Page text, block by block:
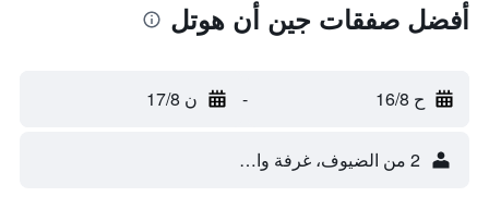
أفضل صفقات جين أن هوتل
ح 16/8 - ن 17/8
2 من الضيوف، غرفة واحدة